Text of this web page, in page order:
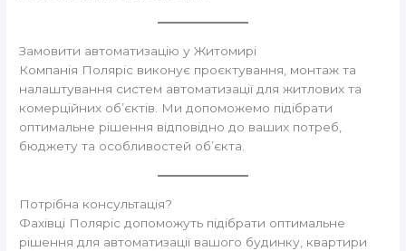
Замовити автоматизацію у Житомирі
Компанія Поляріс виконує проєктування, монтаж та
налаштування систем автоматизації для житлових та
комерційних об’єктів. Ми допоможемо підібрати
оптимальне рішення відповідно до ваших потреб,
бюджету та особливостей об’єкта.
Потрібна консультація?
Фахівці Поляріс допоможуть підібрати оптимальне
рішення для автоматизації вашого будинку, квартири